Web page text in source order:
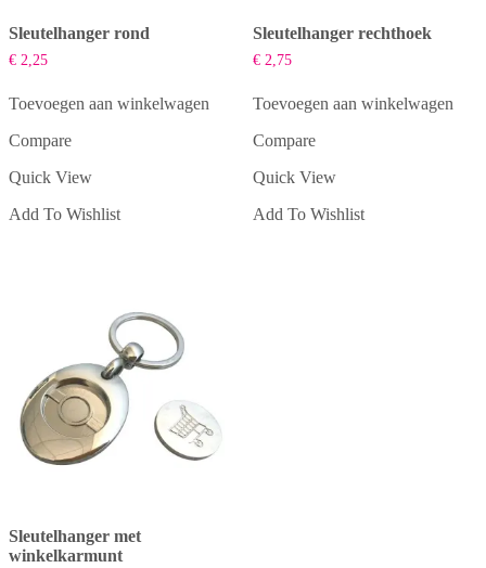
Sleutelhanger rond
€ 2,25
Toevoegen aan winkelwagen
Compare
Quick View
Add To Wishlist
Sleutelhanger rechthoek
€2,75
Toevoegen aan winkelwagen
Compare
Quick View
Add To Wishlist
Sleutelhanger met
winkelkarmunt